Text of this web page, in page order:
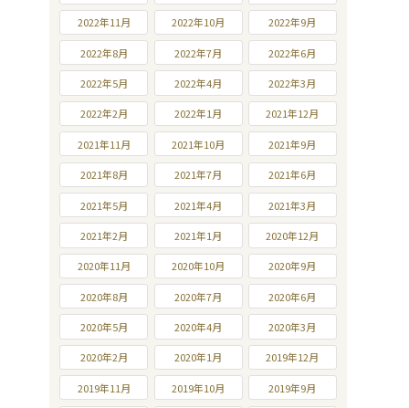
2022年11月 2022年10月 2022年9月
2022年8月 2022年7月 2022年6月
2022年5月 2022年4月 2022年3月
2022年2月 2022年1月 2021年12月
2021年11月 2021年10月 2021年9月
2021年8月 2021年7月 2021年6月
2021年5月 2021年4月 2021年3月
2021年2月 2021年1月 2020年12月
2020年11月 2020年10月 2020年9月
2020年8月 2020年7月 2020年6月
2020年5月 2020年4月 2020年3月
2020年2月 2020年1月 2019年12月
2019年11月 2019年10月 2019年9月